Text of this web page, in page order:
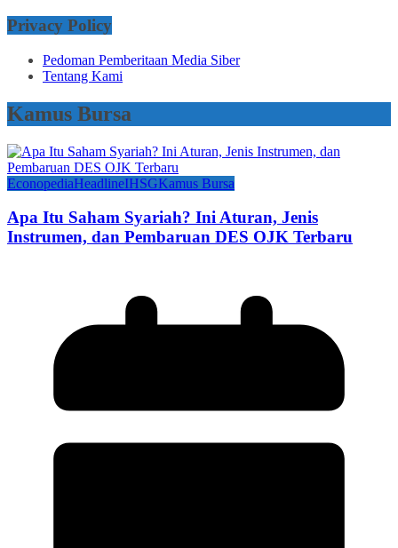
Privacy Policy
Pedoman Pemberitaan Media Siber
Tentang Kami
Kamus Bursa
EconopediaHeadlineIHSGKamus Bursa
Apa Itu Saham Syariah? Ini Aturan, Jenis
Instrumen, dan Pembaruan DES OJK Terbaru